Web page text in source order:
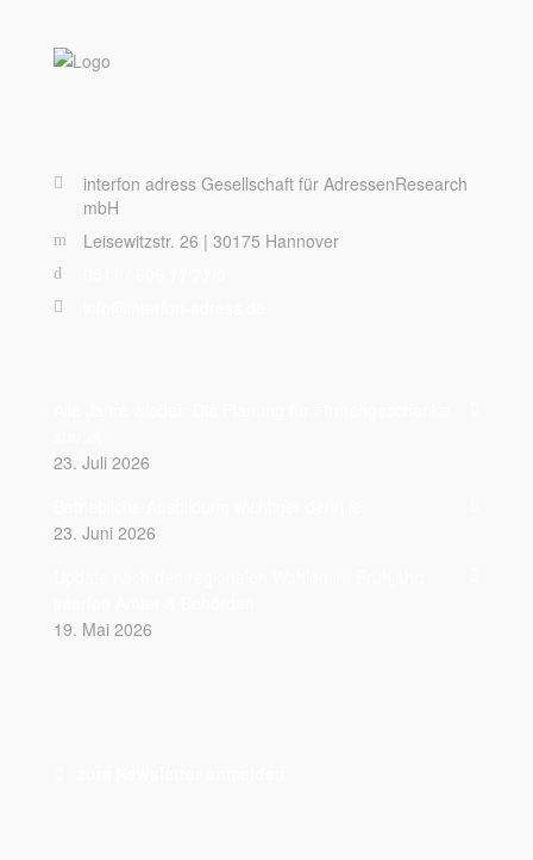
interfon adress Gesellschaft für AdressenResearch
mbH
Leisewitzstr. 26 | 30175 Hannover
23. Juli 2026
23. Juni 2026
19. Mai 2026